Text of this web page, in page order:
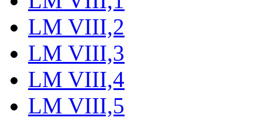
LM VIII,2
LM VIII,3
LM VIII,4
LM VIII,5